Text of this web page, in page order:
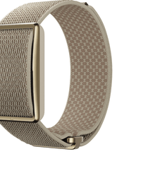
movimento</p>
p>